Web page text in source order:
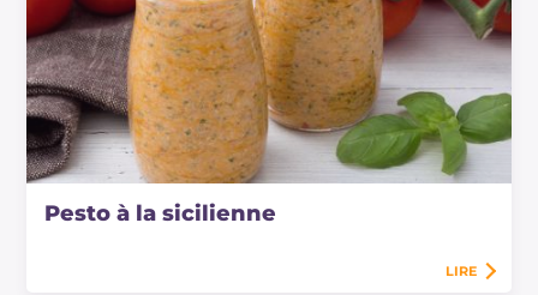
Pesto à la sicilienne
LIRE